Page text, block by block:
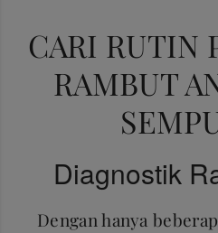
CARI RUTIN
RAMBUT
Diagnostik
Dengan hanya